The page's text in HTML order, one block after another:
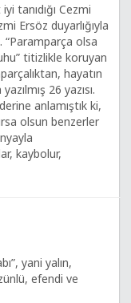
tanıdığı Cezmi
Ersöz duyarlığıyla
“Paramparça olsa
titizlikle koruyan
hayatın
26 yazısı.
anlamıştık ki,
olsun benzerler
kaybolur,
yani yalın,
efendi ve